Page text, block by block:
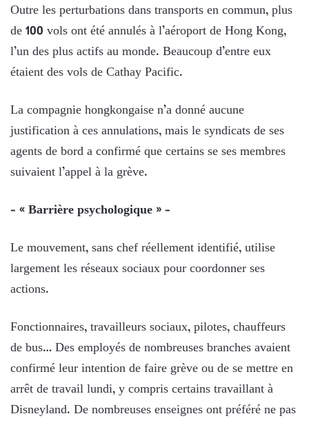
Outre les perturbations dans transports en commun, plus
de 100 vols ont été annulés à l’aéroport de Hong Kong,
l’un des plus actifs au monde. Beaucoup d’entre eux
étaient des vols de Cathay Pacific.
La compagnie hongkongaise n’a donné aucune
justification à ces annulations, mais le syndicats de ses
agents de bord a confirmé que certains se ses membres
suivaient l’appel à la grève.
– « Barrière psychologique » –
Le mouvement, sans chef réellement identifié, utilise
largement les réseaux sociaux pour coordonner ses
actions.
Fonctionnaires, travailleurs sociaux, pilotes, chauffeurs
de bus… Des employés de nombreuses branches avaient
confirmé leur intention de faire grève ou de se mettre en
arrêt de travail lundi, y compris certains travaillant à
Disneyland. De nombreuses enseignes ont préféré ne pas